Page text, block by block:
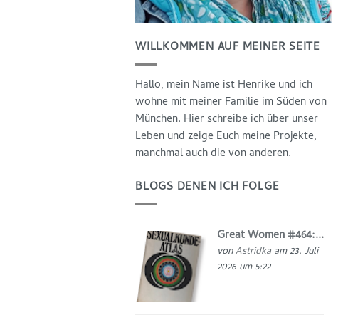
WILLKOMMEN AUF MEINER SEITE
Hallo, mein Name ist Henrike und ich
wohne mit meiner Familie im Süden von
München. Hier schreibe ich über unser
Leben und zeige Euch meine Projekte,
manchmal auch die von anderen.
BLOGS DENEN ICH FOLGE
Great Women #464:...
vonAstridka am 23. Juli
2026 um 5:22